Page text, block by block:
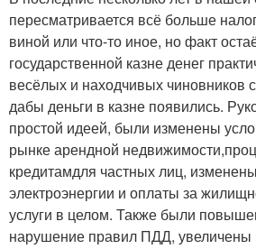
пересматривается всё больше
виной или что-то иное, но факт
государственной казне денег
весёлых и находчивых чиновников
дабы деньги в казне появились.
простой идеей, были изменены
рынке арендной
кредитамдля частных лиц,
электроэнергии и оплаты за
услуги в целом. Также были
нарушение правил ПДД, увеличены